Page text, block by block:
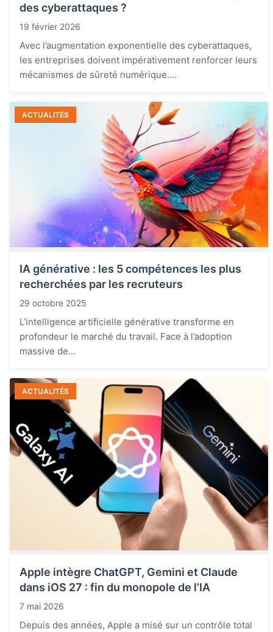
des cyberattaques ?
19 février 2026
Avec l’augmentation exponentielle des cyberattaques,
les entreprises doivent impérativement renforcer leurs
mécanismes de sûreté numérique....
ACTUALITÉS
IA générative : les 5 compétences les plus
recherchées par les recruteurs
29 octobre 2025
L’intelligence artificielle générative transforme en
profondeur le marché du travail. Face à l’adoption
massive de...
ACTUALITÉS
Apple intègre ChatGPT, Gemini et Claude
dans iOS 27 : fin du monopole de l’IA
7 mai 2026
Depuis des années, Apple a misé sur un contrôle total